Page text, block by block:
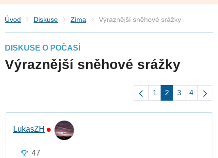
Úvod Diskuse Zima Výraznější sněhové srážky
DISKUSE O POČASÍ
Výraznější sněhové srážky
1 2 3 4
LukasZH
47